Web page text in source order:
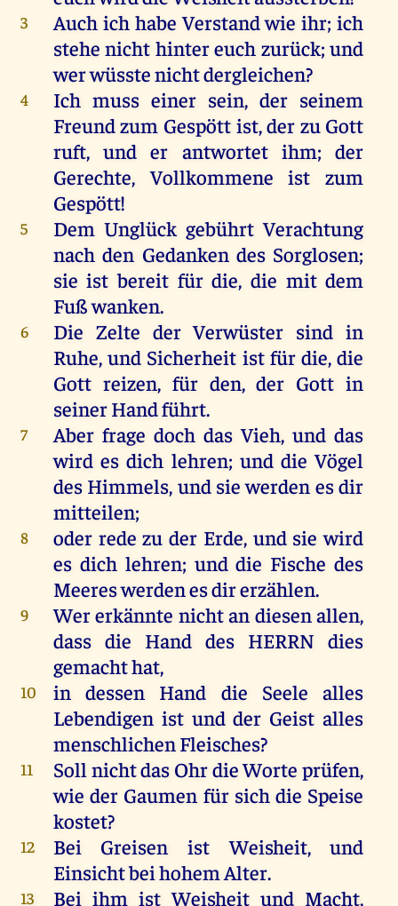
3 Auch ich habe Verstand wie ihr;ich
stehe nicht hintereuch zurück;und
werwüsstenichtdergleichen?
4 Ichmuss einer sein,der seinem
Freundzum Gespött ist,der zu Gott
ruft,und er antwortet ihm;der
Gerechte,Vollkommene ist zum
Gespött!
5 Dem Unglück gebührt Verachtung
nach den Gedanken desSorglosen;
sie ist bereit für die, die mit dem
Fußwanken.
6 Die Zelte derVerwüster sind in
Ruhe,und Sicherheit ist für die,die
Gott reizen, für den,der Gott in
seinerHandführt.
7 Aber frage doch das Vieh,und das
wird es dich lehren; und die Vögel
des Himmels, und sie werden esdir
mitteilen;
8 oder rede zu der Erde, und sie wird
es dich lehren; und die Fische des
Meereswerdenesdirerzählen.
9 Wererkännte nichtan diesenallen,
dass die Hand des HERRN dies
gemachthat,
10 in dessen Hand die Seele alles
Lebendigen ist und der Geist alles
menschlichenFleisches?
11 Soll nichtdas OhrdieWorte prüfen,
wie der Gaumen für sich die Speise
kostet?
12 Bei Greisen ist Weisheit,und
EinsichtbeihohemAlter.
13 Bei ihm ist Weisheit und Macht,